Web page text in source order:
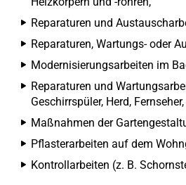
Reparaturen und
Reparaturen, Wartungs- oder
Modernisierungsarbeiten im
Reparaturen und
Geschirrspüler, Herd,
Maßnahmen der
Pflasterarbeiten auf dem
Kontrollarbeiten (z. B.